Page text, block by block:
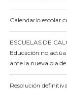
Calendario escolar
ESCUELAS DE
Educación no
ante la nueva ola
Resolución